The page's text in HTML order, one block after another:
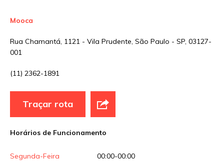
E-mail*
Site
Sua avaliação
Mooca
Rua Chamantá, 1121 - Vila Prudente, São Paulo - SP, 03127-
001
(11) 2362-1891
Traçar rota
Horários de Funcionamento
Segunda-Feira
00:00-00:00